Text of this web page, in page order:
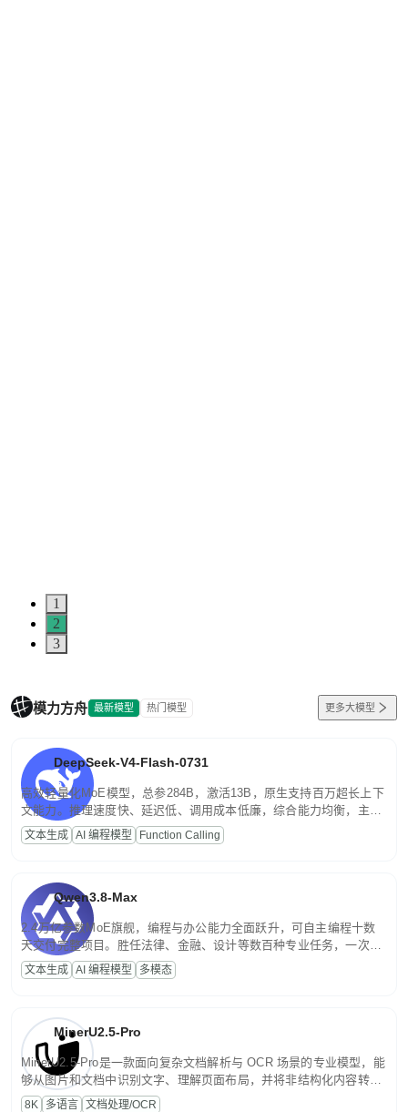
1
2
3
模力方舟 最新模型 热门模型 更多大模型
DeepSeek-V4-Flash-0731
高效轻量化MoE模型，总参284B，激活13B，原生支持百万超长上下
文能力。推理速度快、延迟低、调用成本低廉，综合能力均衡，主打
高并发、轻量化任务，适合日常对话、内容创作、基础 RAG、批量
文案处理等普惠刚需场景。
文本生成 AI 编程模型 Function Calling
Qwen3.8-Max
2.4万亿参数MoE旗舰，编程与办公能力全面跃升，可自主编程十数
天交付完整项目。胜任法律、金融、设计等数百种专业任务，一次对
话端到端交付生产级成果。原生视觉理解贯穿规划、执行与验证全流
程，支持超长文档与长视频的深度语义解析。长程任务中自主规划与
文本生成 AI 编程模型 多模态
MinerU2.5-Pro
MinerU2.5-Pro是一款面向复杂文档解析与 OCR 场景的专业模型，能
够从图片和文档中识别文字、理解页面布局，并将非结构化内容转换
为便于存储、检索和二次处理的结构化结果。
8K 多语言 文档处理/OCR